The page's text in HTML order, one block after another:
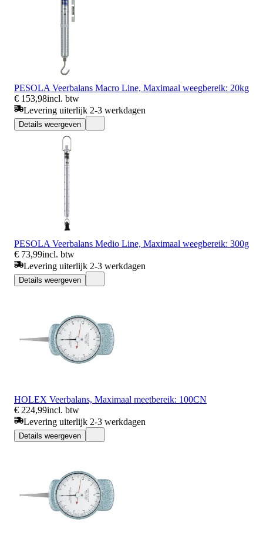
PESOLA Veerbalans Macro Line, Maximaal weegbereik: 20kg
€ 153,98incl. btw
Levering uiterlijk 2-3 werkdagen
Details weergeven
PESOLA Veerbalans Medio Line, Maximaal weegbereik: 300g
€ 73,99incl. btw
Levering uiterlijk 2-3 werkdagen
Details weergeven
HOLEX Veerbalans, Maximaal meetbereik: 100CN
€ 224,99incl. btw
Levering uiterlijk 2-3 werkdagen
Details weergeven